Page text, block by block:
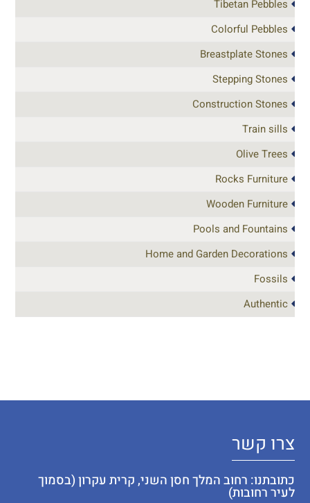
Tibetan Pebbles
Colorful Pebbles
Breastplate Stones
Stepping Stones
Construction Stones
Train sills
Olive Trees
Rocks Furniture
Wooden Furniture
Pools and Fountains
Home and Garden Decorations
Fossils
Authentic
צרו קשר
כתובתנו: רחוב המלך חסן השני, קרית עקרון (בסמוך
לעיר רחובות)